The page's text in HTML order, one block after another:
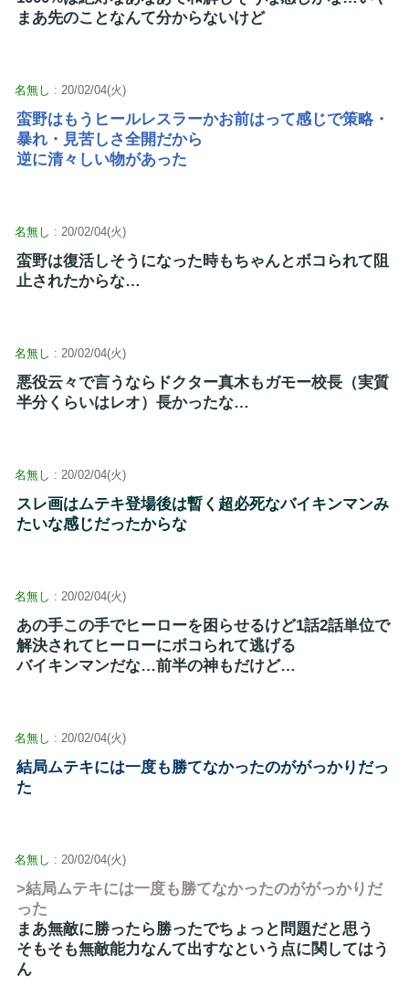
まあ先のことなんて分からないけど
名無し : 20/02/04(火)
蛮野はもうヒールレスラーかお前はって感じで策略・
暴れ・見苦しさ全開だから
逆に清々しい物があった
名無し : 20/02/04(火)
蛮野は復活しそうになった時もちゃんとボコられて阻
止されたからな…
名無し : 20/02/04(火)
悪役云々で言うならドクター真木もガモー校長（実質
半分くらいはレオ）長かったな…
名無し : 20/02/04(火)
スレ画はムテキ登場後は暫く超必死なバイキンマンみ
たいな感じだったからな
名無し : 20/02/04(火)
あの手この手でヒーローを困らせるけど1話2話単位で
解決されてヒーローにボコられて逃げる
バイキンマンだな…前半の神もだけど…
名無し : 20/02/04(火)
結局ムテキには一度も勝てなかったのががっかりだっ
た
名無し : 20/02/04(火)
>結局ムテキには一度も勝てなかったのががっかりだ
った
まあ無敵に勝ったら勝ったでちょっと問題だと思う
そもそも無敵能力なんて出すなという点に関してはう
ん